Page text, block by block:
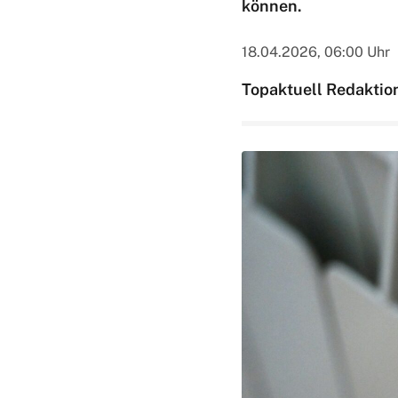
können.
18.04.2026, 06:00 Uhr
Topaktuell